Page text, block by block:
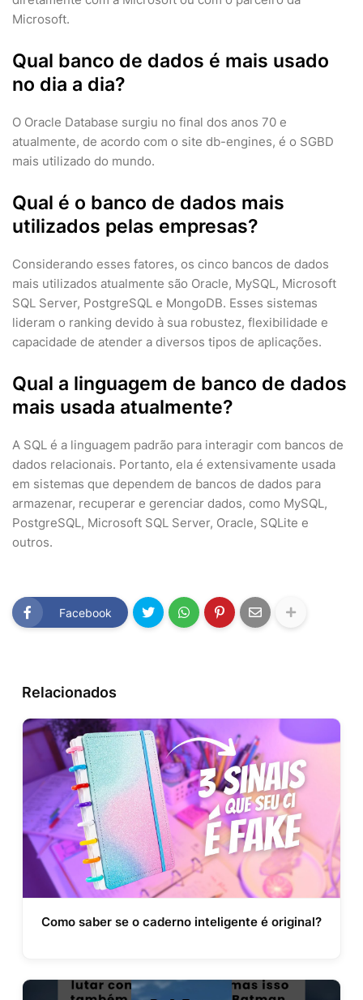
Microsoft.
Qual banco de dados é mais usado
no dia a dia?
O Oracle Database surgiu no final dos anos 70 e
atualmente, de acordo com o site db-engines, é o SGBD
mais utilizado do mundo.
Qual é o banco de dados mais
utilizados pelas empresas?
Considerando esses fatores, os cinco bancos de dados
mais utilizados atualmente são Oracle, MySQL, Microsoft
SQL Server, PostgreSQL e MongoDB. Esses sistemas
lideram o ranking devido à sua robustez, flexibilidade e
capacidade de atender a diversos tipos de aplicações.
Qual a linguagem de banco de dados
mais usada atualmente?
A SQL é a linguagem padrão para interagir com bancos de
dados relacionais. Portanto, ela é extensivamente usada
em sistemas que dependem de bancos de dados para
armazenar, recuperar e gerenciar dados, como MySQL,
PostgreSQL, Microsoft SQL Server, Oracle, SQLite e
outros.
Facebook
Relacionados
Como saber se o caderno inteligente é original?